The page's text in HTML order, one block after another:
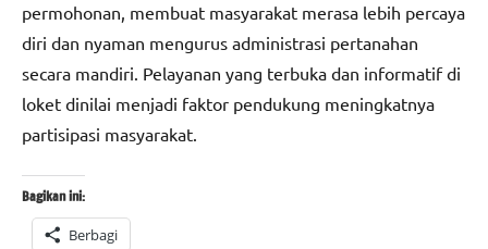
permohonan, membuat masyarakat merasa lebih percaya
diri dan nyaman mengurus administrasi pertanahan
secara mandiri. Pelayanan yang terbuka dan informatif di
loket dinilai menjadi faktor pendukung meningkatnya
partisipasi masyarakat.
Bagikan ini:
Berbagi